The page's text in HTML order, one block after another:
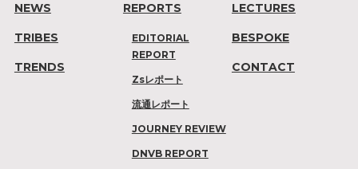
NEWS
TRIBES
TRENDS
REPORTS
EDITORIAL
REPORT
Zsレポート
流通レポート
JOURNEY REVIEW
DNVB REPORT
LECTURES
BESPOKE
CONTACT